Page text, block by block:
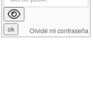
Olvidé mi contraseña